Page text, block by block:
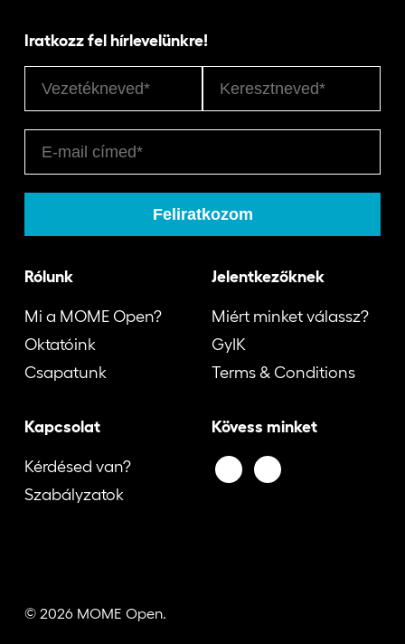
Iratkozz fel hírlevelünkre!
Rólunk
Mi a MOME Open?
Oktatóink
Csapatunk
Jelentkezőknek
Miért minket válassz?
GyIK
Terms & Conditions
Kapcsolat
Kérdésed van?
Szabályzatok
Kövess minket
© 2026 MOME Open.